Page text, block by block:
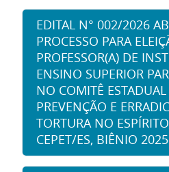
EDITAL N° 002/2026
PROCESSO PARA
PROFESSOR(A) DE
ENSINO SUPERIOR
NO COMITÊ ESTADUAL
PREVENÇÃO E
TORTURA NO
CEPET/ES, BIÊNIO